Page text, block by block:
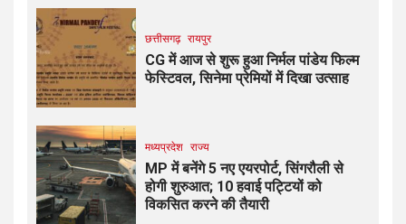
छत्तीसगढ़ रायपुर
CG में आज से शुरू हुआ निर्मल पांडेय फिल्म
फेस्टिवल, सिनेमा प्रेमियों में दिखा उत्साह
मध्यप्रदेश राज्य
MP में बनेंगे 5 नए एयरपोर्ट, सिंगरौली से
होगी शुरुआत; 10 हवाई पट्टियों को
विकसित करने की तैयारी